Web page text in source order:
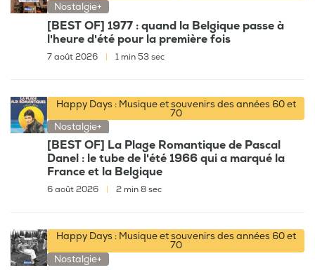
Nostalgie+
[BEST OF] 1977 : quand la Belgique passe à
l'heure d'été pour la première fois
7 août 2026 1 min 53 sec
Happy Days : Musique et souvenirs des années 60 et
70
Nostalgie+
[BEST OF] La Plage Romantique de Pascal
Danel : le tube de l'été 1966 qui a marqué la
France et la Belgique
6 août 2026 2 min 8 sec
Happy Days : Musique et souvenirs des années 60 et
70
Nostalgie+